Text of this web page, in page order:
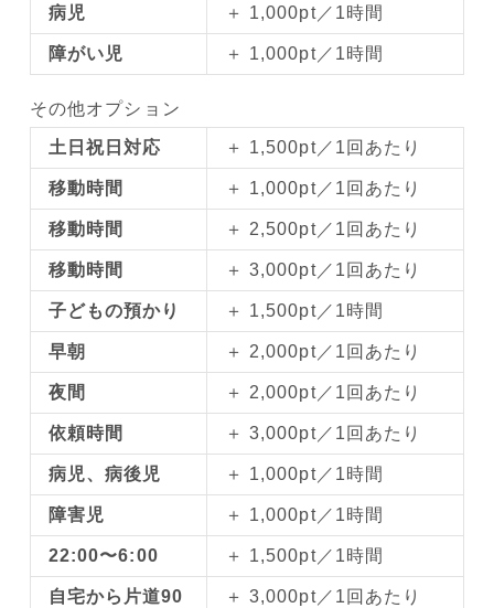
病児 ＋ 1,000pt／1時間
障がい児 ＋ 1,000pt／1時間
その他オプション
土日祝日対応 ＋ 1,500pt／1回あたり
移動時間 ＋ 1,000pt／1回あたり
移動時間 ＋ 2,500pt／1回あたり
移動時間 ＋ 3,000pt／1回あたり
子どもの預かり ＋ 1,500pt／1時間
早朝 ＋ 2,000pt／1回あたり
夜間 ＋ 2,000pt／1回あたり
依頼時間 ＋ 3,000pt／1回あたり
病児、病後児 ＋ 1,000pt／1時間
障害児 ＋ 1,000pt／1時間
22:00〜6:00 ＋ 1,500pt／1時間
自宅から片道90
＋ 3,000pt／1回あたり